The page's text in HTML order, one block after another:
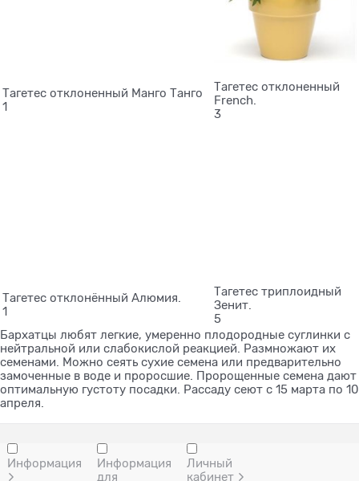
Тагетес отклоненный Манго Танго
1
Тагетес отклоненный
French.
3
Тагетес отклонённый Алюмия.
1
Тагетес триплоидный
Зенит.
5
Бархатцы любят легкие, умеренно плодородные суглинки с
нейтральной или слабокислой реакцией. Размножают их
семенами. Можно сеять сухие семена или предварительно
замоченные в воде и проросшие. Пророщенные семена дают
оптимальную густоту посадки. Рассаду сеют с 15 марта по 10
апреля.
Информация
Информация
для
Личный
кабинет